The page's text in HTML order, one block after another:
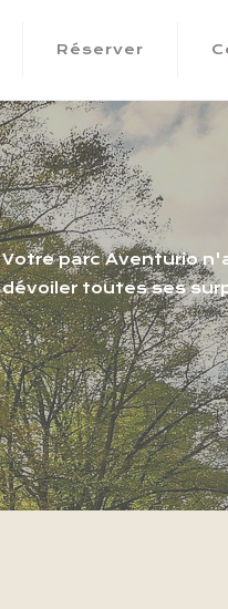
Réserver
Votre parc Aventurio
dévoiler toutes ses